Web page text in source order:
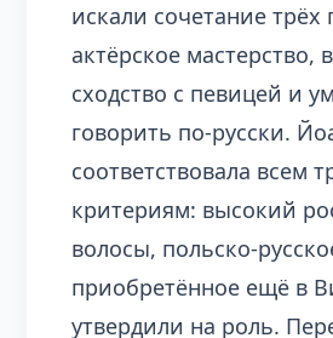
искали сочетание трёх
актёрское мастерство,
сходство с певицей и
говорить по-русски.
соответствовала всем
критериям: высокий
волосы, польско-
приобретённое ещё в
утвердили на роль.